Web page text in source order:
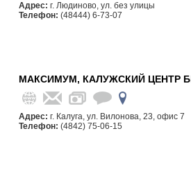
Адрес: г. Людиново, ул. без улицы
Телефон: (48444) 6-73-07
МАКСИМУМ, КАЛУЖСКИЙ ЦЕНТР
Адрес: г. Калуга, ул. Вилонова, 23, офис 7
Телефон: (4842) 75-06-15